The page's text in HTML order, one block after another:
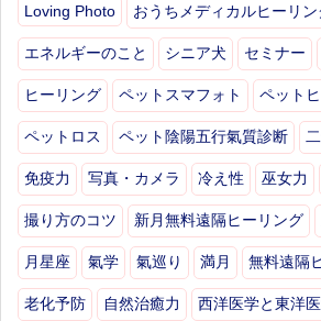
Loving Photo おうちメディカルヒーリン
エネルギーのこと シニア犬 セミナー
ヒーリング ペットスマフォト ペット
ペットロス ペット陰陽五行氣質診断
免疫力 写真・カメラ 冷え性 巫女力
撮り方のコツ 新月無料遠隔ヒーリング
月星座 氣学 氣巡り 満月 無料遠隔
老化予防 自然治癒力 西洋医学と東洋